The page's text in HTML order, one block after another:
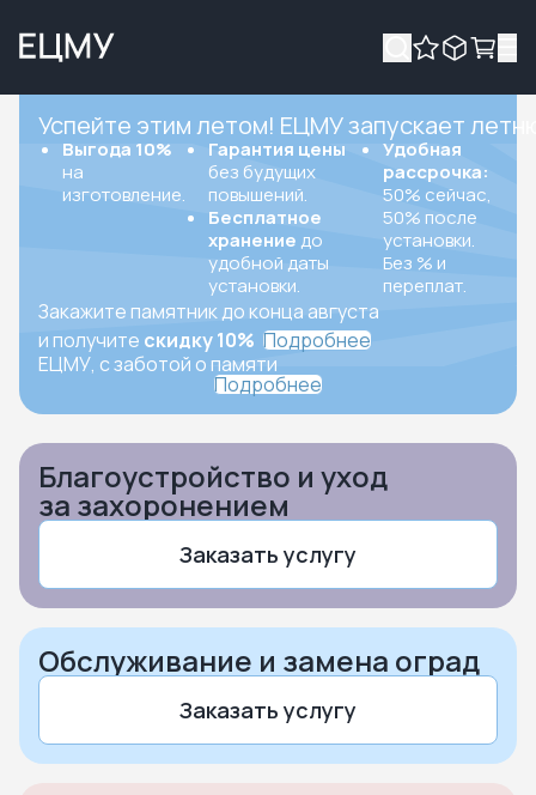
Успейте этим летом! ЕЦМУ запускает
Выгода 10%
на
изготовление.
Гарантия цены
без будущих
повышений.
Бесплатное
хранение до
удобной даты
установки.
Удобная
рассрочка:
50% сейчас,
50% после
установки.
Без % и
переплат.
Закажите памятник до конца августа
и получите скидку 10% Подробнее
ЕЦМУ, с заботой о памяти
Подробнее
Благоустройство и уход
за захоронением
Заказать услугу
Обслуживание и замена оград
Заказать услугу